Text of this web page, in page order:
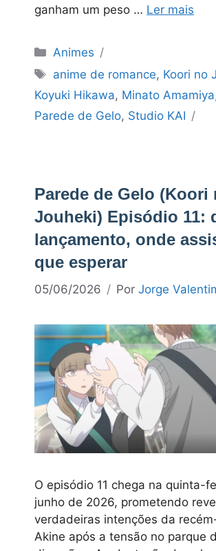
ganham um peso … Ler mais
Categorias
Animes
Tags
anime de romance, Koori no
Koyuki Hikawa, Minato Amamiya
Parede de Gelo, Studio KAI
Parede de Gelo (Koori
Jouheki) Episódio 11:
lançamento, onde
que esperar
05/06/2026 Por Jorge
O episódio 11 chega na quinta-
junho de 2026, prometendo
verdadeiras intenções da
Akine após a tensão no parque